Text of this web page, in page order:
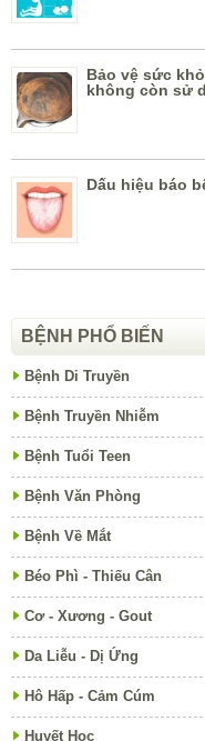
Bảo vệ sức
không còn sử
Dấu hiệu báo
BỆNH PHỔ BIẾN
Bệnh Di Truyền
Bệnh Truyền Nhiễm
Bệnh Tuổi Teen
Bệnh Văn Phòng
Bệnh Về Mắt
Béo Phì - Thiếu Cân
Cơ - Xương - Gout
Da Liễu - Dị Ứng
Hô Hấp - Cảm Cúm
Huyết Học